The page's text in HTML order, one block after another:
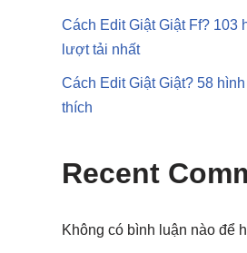
Cách Edit Giật Giật Ff? 103
lượt tải nhất
Cách Edit Giật Giật? 58
thích
Recent
Không có bình luận nào để